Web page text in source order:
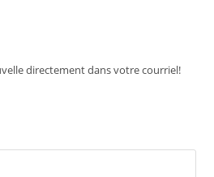
directement dans votre courriel!